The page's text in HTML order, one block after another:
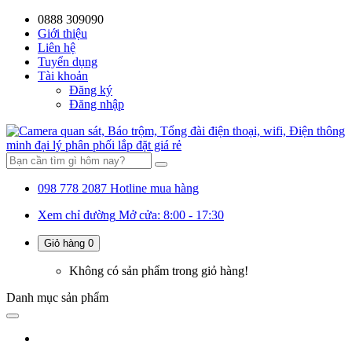
0888 309090
Giới thiệu
Liên hệ
Tuyển dụng
Tài khoản
Đăng ký
Đăng nhập
098 778 2087 Hotline mua hàng
Xem chỉ đường Mở cửa: 8:00 - 17:30
Giỏ hàng 0
Không có sản phẩm trong giỏ hàng!
Danh mục sản phẩm